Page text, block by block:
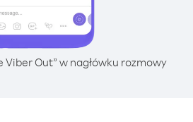
Viber Out” w nagłówku rozmowy